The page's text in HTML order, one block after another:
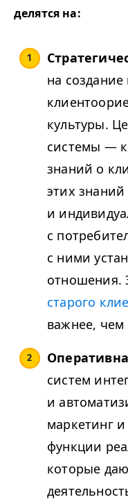
делятся на:
на
культуры.
системы —
знаний о
этих
и
с
с ними
отношения.
старого
важнее, чем
систем
и
маркетинг
функции
которые